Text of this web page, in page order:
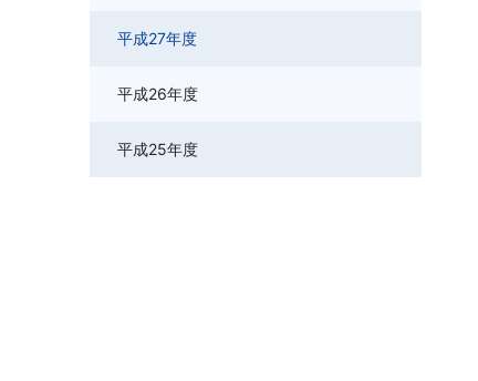
平成27年度
平成26年度
平成25年度